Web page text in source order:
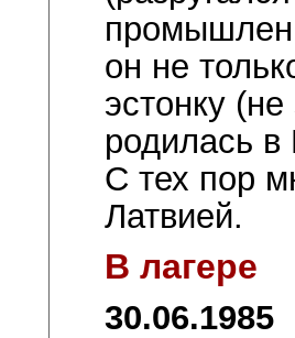
он не
эстонку
родилась
С тех пор
Латвией.
В лагере
30.06.1985